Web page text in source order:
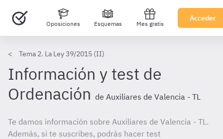
Oposiciones Esquemas Mes gratis
Acceder
Tema 2. La Ley 39/2015 (II)
Información y test de
Ordenación de Auxiliares de Valencia - TL
Te damos información sobre Auxiliares de Valencia - TL.
Además, si te suscribes, podrás hacer test